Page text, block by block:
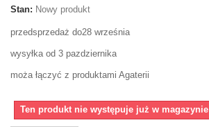
Stan: Nowy produkt
przedsprzedaż do28 września
wysyłka od 3 pazdziernika
moża łączyć z produktami Agaterii
Ten produkt nie występuje już w magazynie